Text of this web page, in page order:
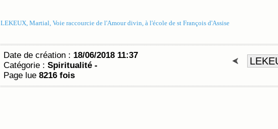
LEKEUX, Martial, Voie raccourcie de l'Amour divin, à l'école de st François d'Assise
Date de création : 18/06/2018 11:37
Catégorie : Spiritualité -
Page lue 8216 fois